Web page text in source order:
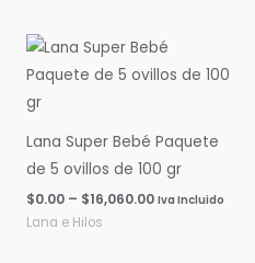
Lana Super Bebé Paquete
de 5 ovillos de 100 gr
$0.00 – $16,060.00
Rango
de
precios:
$16,060.00
Iva Incluido
Lana e Hilos